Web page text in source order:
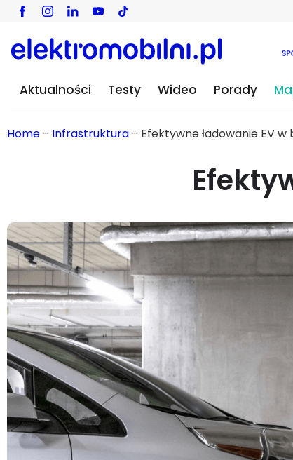
Aktualności Testy Wideo Porady
Home - Infrastruktura - Efektywne ładowanie EV